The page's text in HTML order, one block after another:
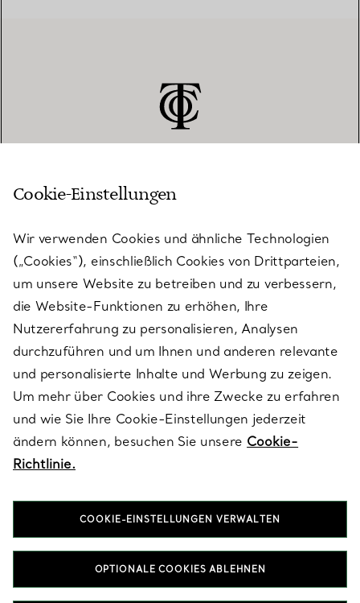
KUNDENSERVICE
SERVICES
ÜBER TIFFANY & CO.
RECHTLICHE HINWEISE
FOLGEN SIE UNS
T&Co. 2026
Cookie-Einstellungen
Wir verwenden Cookies und ähnliche Technologien
(„Cookies“), einschließlich Cookies von Drittparteien,
um unsere Website zu betreiben und zu verbessern,
die Website-Funktionen zu erhöhen, Ihre
Nutzererfahrung zu personalisieren, Analysen
durchzuführen und um Ihnen und anderen relevante
und personalisierte Inhalte und Werbung zu zeigen.
Um mehr über Cookies und ihre Zwecke zu erfahren
und wie Sie Ihre Cookie-Einstellungen jederzeit
ändern können, besuchen Sie unsere Cookie-
Richtlinie.
COOKIE-EINSTELLUNGEN VERWALTEN
OPTIONALE COOKIES ABLEHNEN